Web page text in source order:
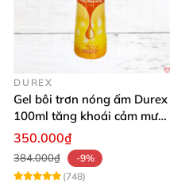
DUREX
Gel bôi trơn nóng ấm Durex
100ml tăng khoái cảm mượt
mà
350.000₫
384.000₫
-9%
(748)